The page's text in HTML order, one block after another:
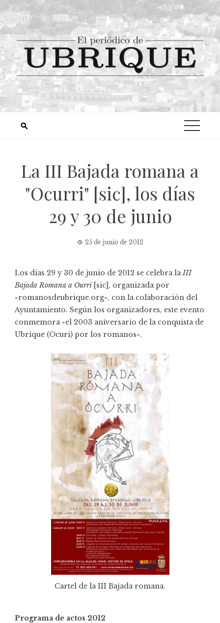
La III Bajada romana a
"Ocurri" [sic], los días
29 y 30 de junio
25 de junio de 2012
Los días 29 y 30 de junio de 2012 se celebra laIII
Bajada Romana a Ourri [sic], organizada por
«romanosdeubrique.org«, con la colaboración del
Ayuntamiento. Según los organizadores, este evento
conmemora «el 2003 aniversario de la conquista de
Ubrique (Ocuri) por los romanos».
Cartel de la III Bajada romana.
Programa de actos 2012